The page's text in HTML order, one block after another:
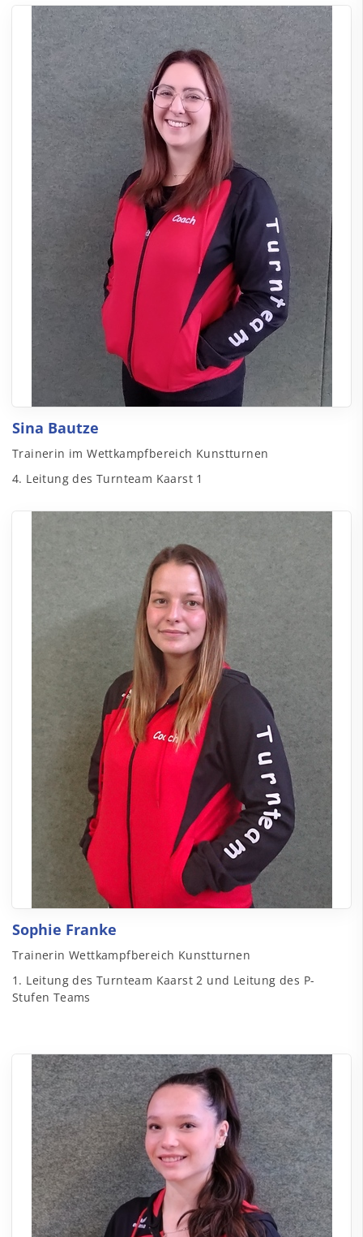
Sina Bautze
Trainerin im Wettkampfbereich Kunstturnen
4. Leitung des Turnteam Kaarst 1
Sophie Franke
Trainerin Wettkampfbereich Kunstturnen
1. Leitung des Turnteam Kaarst 2 und Leitung des P-
Stufen Teams